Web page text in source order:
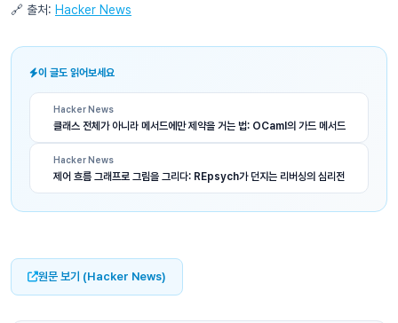
🔗 출처: Hacker News
이 글도 읽어보세요
Hacker News
클래스 전체가 아니라 메서드에만 제약을 거는 법: OCaml의 가드 메서드
Hacker News
제어 흐름 그래프로 그림을 그리다: REpsych가 던지는 리버싱의 심리전
원문 보기 (Hacker News)